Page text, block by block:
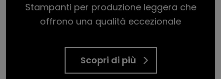
Stampanti per produzione leggera che
offrono una qualità eccezionale
Scopri di più